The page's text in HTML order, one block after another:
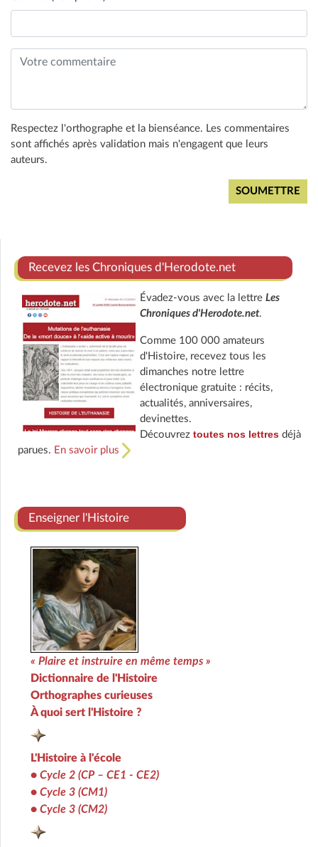
Respectez l'orthographe et la bienséance. Les commentaires
sont affichés après validation mais n'engagent que leurs
auteurs.
Recevez les Chroniques d'Herodote.net
Évadez-vous avec la lettre Les
Chroniques d'Herodote.net.
Comme 100 000 amateurs
d'Histoire, recevez tous les
dimanches notre lettre
électronique gratuite : récits,
actualités, anniversaires,
devinettes.
Découvrez toutes nos lettresdéjà
parues. En savoir plus
Enseigner l'Histoire
« Plaire et instruire en même temps »
Dictionnaire de l'Histoire
Orthographes curieuses
À quoi sert l'Histoire ?
L'Histoire à l'école
• Cycle 2 (CP – CE1 - CE2)
• Cycle 3 (CM1)
• Cycle 3 (CM2)